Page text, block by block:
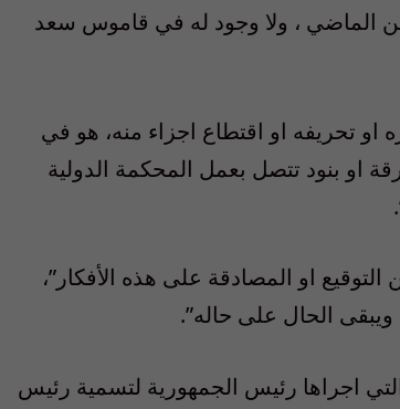
، ولا وجود له في قاموس سعد
تحريفه او اقتطاع اجزاء منه، هو في
او بنود تتصل بعمل المحكمة الدولية
او المصادقة على هذه الأفكار”،
الحال على حاله”.
اجراها رئيس الجمهورية لتسمية رئيس